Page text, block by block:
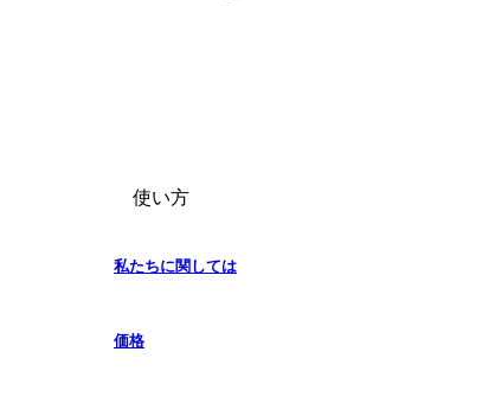
使い方
私たちに関しては
価格